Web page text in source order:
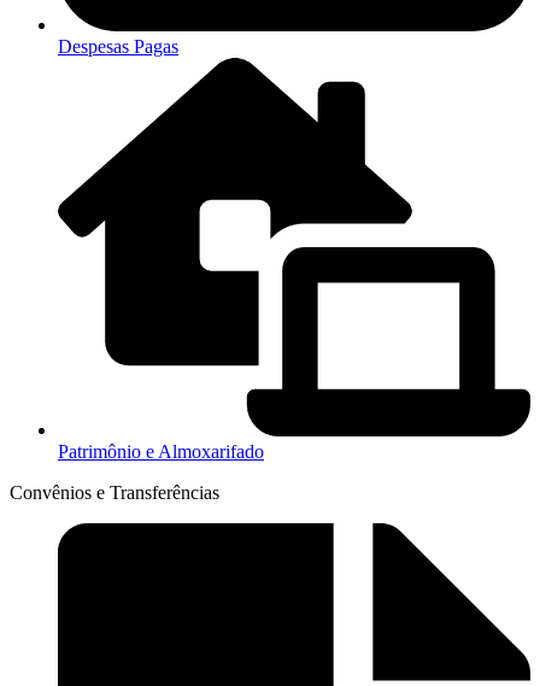
Despesas Pagas
Patrimônio e Almoxarifado
Convênios e Transferências